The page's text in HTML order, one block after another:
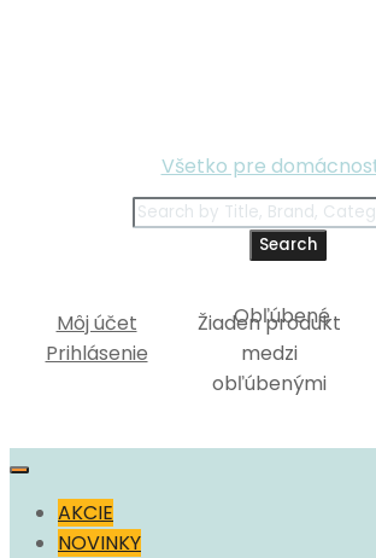
Všetko pre
Search
Môj účet
Prihlásenie
Žiaden produkt
medzi
obľúbenými
Skip
contentAKCIE
NOVINKY